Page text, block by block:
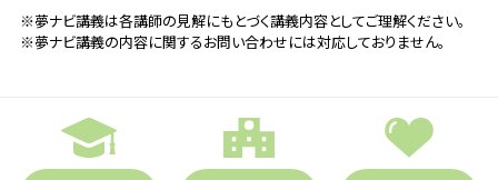
※夢ナビ講義は各講師の見解にもとづく講義内容としてご理解ください。
※夢ナビ講義の内容に関するお問い合わせには対応しておりません。